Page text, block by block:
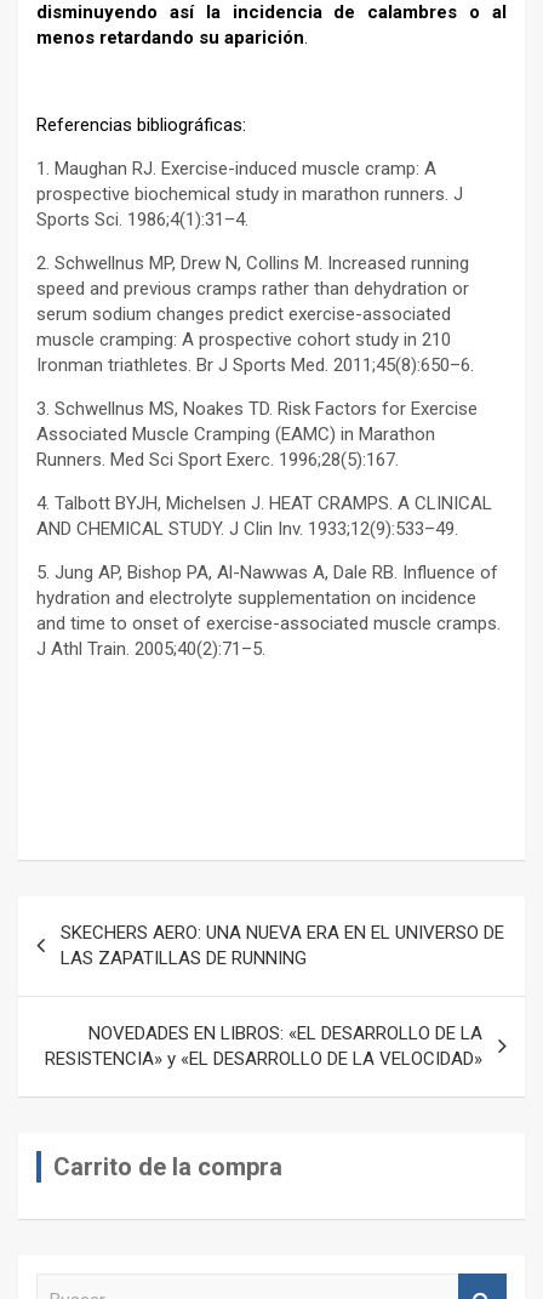
disminuyendo así la incidencia de calambres o al
menos retardando su aparición.
Referencias bibliográficas:
1. Maughan RJ. Exercise-induced muscle cramp: A
prospective biochemical study in marathon runners. J
Sports Sci. 1986;4(1):31–4.
2. Schwellnus MP, Drew N, Collins M. Increased running
speed and previous cramps rather than dehydration or
serum sodium changes predict exercise-associated
muscle cramping: A prospective cohort study in 210
Ironman triathletes. Br J Sports Med. 2011;45(8):650–6.
3. Schwellnus MS, Noakes TD. Risk Factors for Exercise
Associated Muscle Cramping (EAMC) in Marathon
Runners. Med Sci Sport Exerc. 1996;28(5):167.
4. Talbott BYJH, Michelsen J. HEAT CRAMPS. A CLINICAL
AND CHEMICAL STUDY. J Clin Inv. 1933;12(9):533–49.
5. Jung AP, Bishop PA, Al-Nawwas A, Dale RB. Influence of
hydration and electrolyte supplementation on incidence
and time to onset of exercise-associated muscle cramps.
J Athl Train. 2005;40(2):71–5.
de
entradas
SKECHERS AERO: UNA NUEVA ERA EN EL UNIVERSO DE
LAS ZAPATILLAS DE RUNNING
NOVEDADES EN LIBROS: «EL DESARROLLO DE LA
RESISTENCIA» y «EL DESARROLLO DE LA VELOCIDAD»
Carrito de la compra